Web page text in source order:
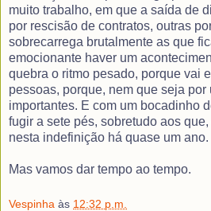
muito trabalho, em que a saída de
por rescisão de contratos, outras
sobrecarrega brutalmente as que
emocionante haver um
quebra o ritmo pesado, porque vai
pessoas, porque, nem que seja por
importantes. E com um bocadinho
fugir a sete pés, sobretudo aos
nesta indefinição há quase um ano.
Mas vamos dar tempo ao tempo.
Vespinha às 12:32 p.m.